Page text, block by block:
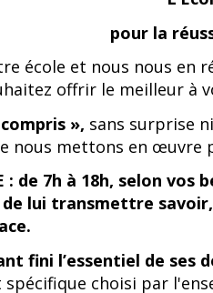
pour la
école et nous nous en
offrir le meilleur à
», sans surprise
nous mettons en
: de 7h à 18h, selon
de lui transmettre
fini l’essentiel de ses
choisi par